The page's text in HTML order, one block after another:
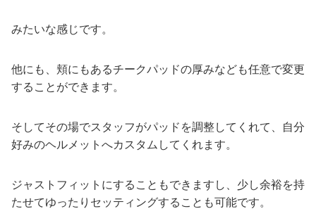
みたいな感じです。
他にも、頬にもあるチークパッドの厚みなども任意で変更
することができます。
そしてその場でスタッフがパッドを調整してくれて、自分
好みのヘルメットへカスタムしてくれます。
ジャストフィットにすることもできますし、少し余裕を持
たせてゆったりセッティングすることも可能です。